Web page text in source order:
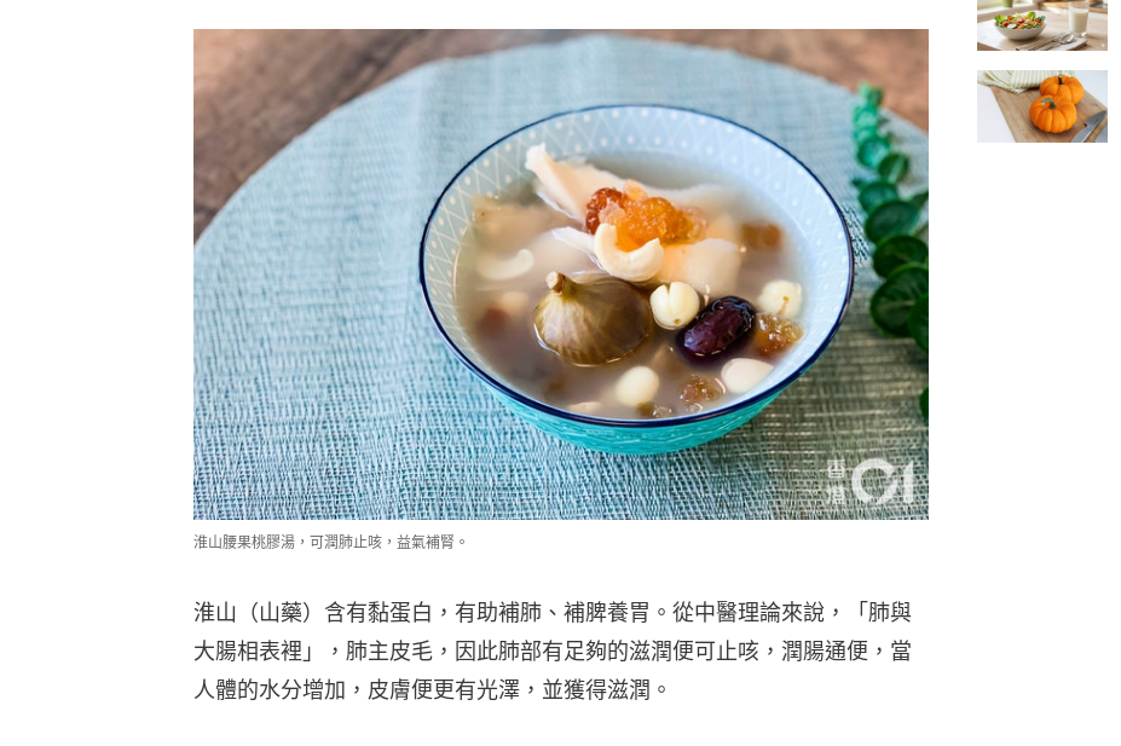
淮山腰果桃膠湯，可潤肺止咳，益氣補腎。
淮山（山藥）含有黏蛋白，有助補肺、補脾養胃。從中醫理論來說，「肺與
大腸相表裡」，肺主皮毛，因此肺部有足夠的滋潤便可止咳，潤腸通便，當
人體的水分增加，皮膚便更有光澤，並獲得滋潤。